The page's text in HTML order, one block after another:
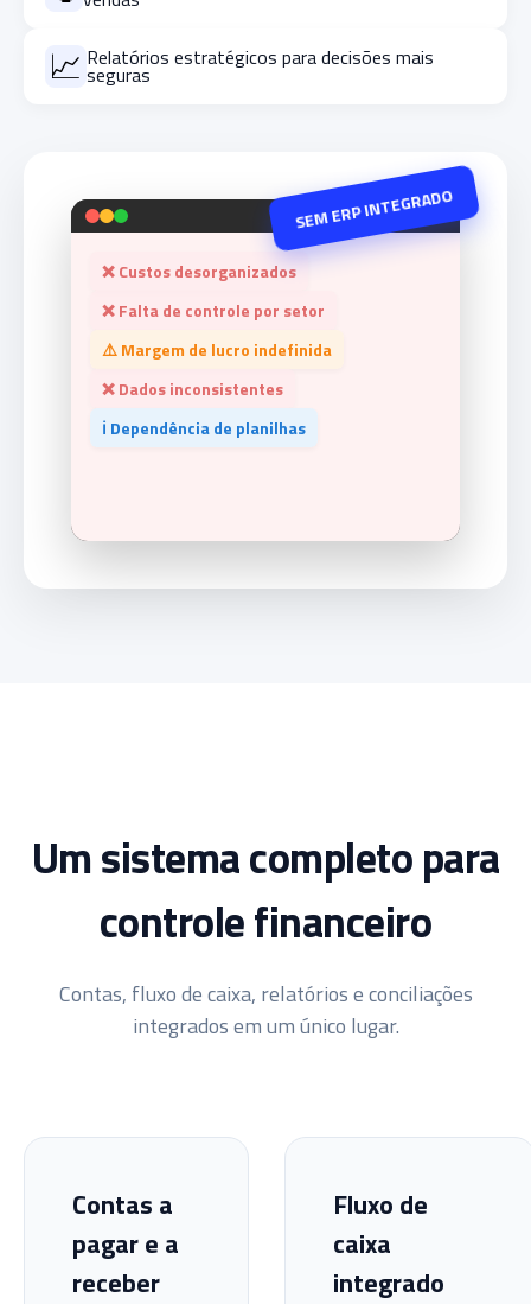
📈 Relatórios estratégicos para decisões mais
seguras
❌ Custos desorganizados
❌ Falta de controle por setor
⚠️ Margem de lucro indefinida
❌ Dados inconsistentes
ℹ️ Dependência de planilhas
SEM ERP INTEGRADO
Um sistema completo para
controle financeiro
Contas, fluxo de caixa, relatórios e conciliações
integrados em um único lugar.
Contas a
pagar e a
receber
Fluxo de
caixa
integrado